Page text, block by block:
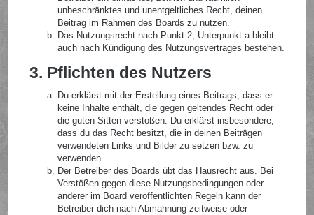
unbeschränktes und unentgeltliches Recht, deinen
Beitrag im Rahmen des Boards zu nutzen.
Das Nutzungsrecht nach Punkt 2, Unterpunkt a bleibt
auch nach Kündigung des Nutzungsvertrages bestehen.
3. Pflichten des Nutzers
Du erklärst mit der Erstellung eines Beitrags, dass er
keine Inhalte enthält, die gegen geltendes Recht oder
die guten Sitten verstoßen. Du erklärst insbesondere,
dass du das Recht besitzt, die in deinen Beiträgen
verwendeten Links und Bilder zu setzen bzw. zu
verwenden.
Der Betreiber des Boards übt das Hausrecht aus. Bei
Verstößen gegen diese Nutzungsbedingungen oder
anderer im Board veröffentlichten Regeln kann der
Betreiber dich nach Abmahnung zeitweise oder